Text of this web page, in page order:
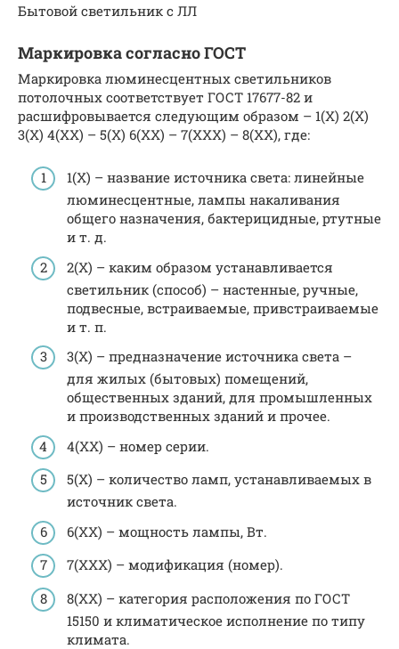
Бытовой светильник с ЛЛ
Маркировка согласно ГОСТ
Маркировка люминесцентных светильников
потолочных соответствует ГОСТ 17677-82 и
расшифровывается следующим образом – 1(Х) 2(Х)
3(Х) 4(ХХ) – 5(Х) 6(ХХ) – 7(ХХХ) – 8(ХХ), где:
1(Х) – название источника света: линейные
люминесцентные, лампы накаливания
общего назначения, бактерицидные, ртутные
и т. д.
2(Х) – каким образом устанавливается
светильник (способ) – настенные, ручные,
подвесные, встраиваемые, привстраиваемые
и т. п.
3(Х) – предназначение источника света –
для жилых (бытовых) помещений,
общественных зданий, для промышленных
и производственных зданий и прочее.
4(ХХ) – номер серии.
5(Х) – количество ламп, устанавливаемых в
источник света.
6(ХХ) – мощность лампы, Вт.
7(ХХХ) – модификация (номер).
8(ХХ) – категория расположения по ГОСТ
15150 и климатическое исполнение по типу
климата.